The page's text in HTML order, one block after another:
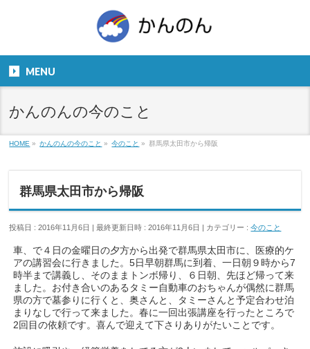
９：００～１８：００
MENU
かんのんの今のこと
HOME » かんのんの今のこと » 今のこと » 群馬県太田市から帰阪
群馬県太田市から帰阪
投稿日 : 2016年11月6日 最終更新日時 : 2016年11月6日 カテゴリー :今のこと
車、で４日の金曜日の夕方から出発で群馬県太田市に、医療的ケ
アの講習会に行きました。5日早朝群馬に到着、一日朝９時から7
時半まで講義し、そのままトンボ帰り、６日朝、先ほど帰って来
ました。お付き合いのあるタミー自動車のおちゃんが偶然に群馬
県の方で墓参りに行くと、奥さんと、タミーさんと予定合わせ泊
まりなしで行って来ました。春に一回出張講座を行ったところで
2回目の依頼です。喜んで迎えて下さりありがたいことです。